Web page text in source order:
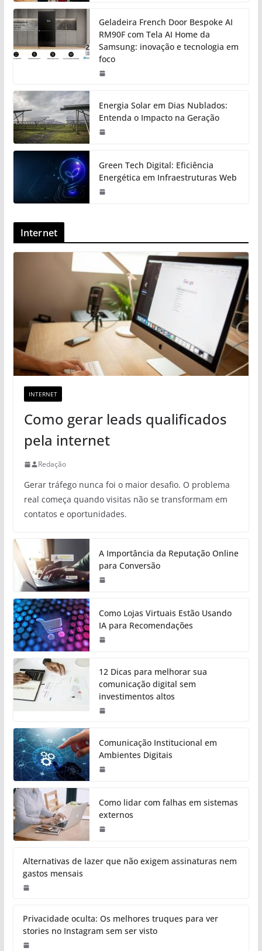
Geladeira French Door Bespoke AI
RM90F com Tela AI Home da
Samsung: inovação e tecnologia em
foco
Energia Solar em Dias Nublados:
Entenda o Impacto na Geração
Green Tech Digital: Eficiência
Energética em Infraestruturas Web
Internet
INTERNET
Como gerar leads qualificados
pela internet
Redação
Gerar tráfego nunca foi o maior desafio. O problema
real começa quando visitas não se transformam em
contatos e oportunidades.
A Importância da Reputação Online
para Conversão
Como Lojas Virtuais Estão Usando
IA para Recomendações
12 Dicas para melhorar sua
comunicação digital sem
investimentos altos
Comunicação Institucional em
Ambientes Digitais
Como lidar com falhas em sistemas
externos
Alternativas de lazer que não exigem assinaturas nem
gastos mensais
Privacidade oculta: Os melhores truques para ver
stories no Instagram sem ser visto